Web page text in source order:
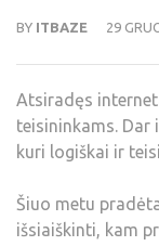
BY ITBAZE 29
Atsiradęs
teisininkams. Dar
kuri logiškai ir
Šiuo metu
išsiaiškinti, kam